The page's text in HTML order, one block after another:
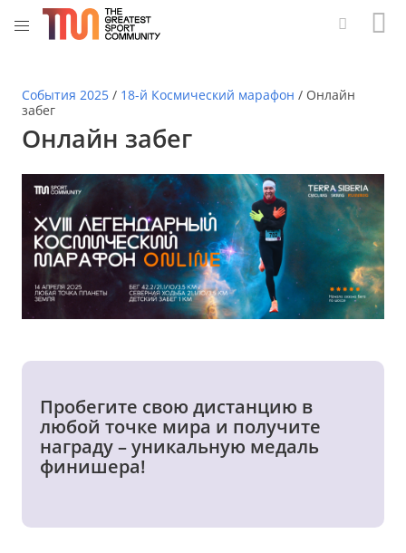
События 2025 / 18-й Космический марафон / Онлайн
забег
Онлайн забег
Пробегите свою дистанцию в
любой точке мира и получите
награду – уникальную медаль
финишера!